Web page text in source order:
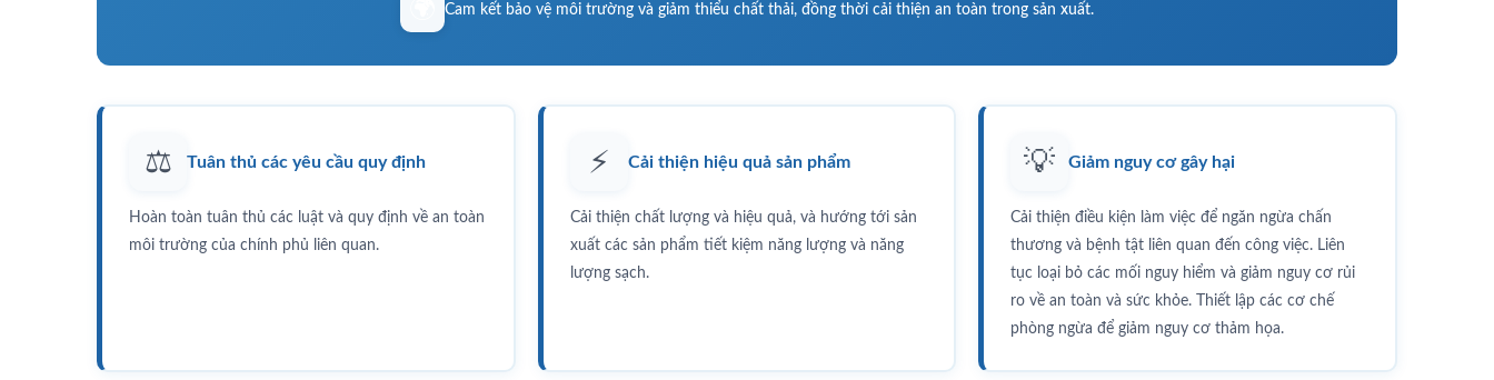
Cam kết bảo vệ môi trường và giảm thiểu chất thải, đồng thời cải thiện an toàn trong sản xuất.
⚖️ Tuân thủ các yêu cầu quy định
Hoàn toàn tuân thủ các luật và quy định về an toàn
môi trường của chính phủ liên quan.
⚡ Cải thiện hiệu quả sản phẩm
Cải thiện chất lượng và hiệu quả, và hướng tới sản
xuất các sản phẩm tiết kiệm năng lượng và năng
lượng sạch.
💡 Giảm nguy cơ gây hại
Cải thiện điều kiện làm việc để ngăn ngừa chấn
thương và bệnh tật liên quan đến công việc. Liên
tục loại bỏ các mối nguy hiểm và giảm nguy cơ rủi
ro về an toàn và sức khỏe. Thiết lập các cơ chế
phòng ngừa để giảm nguy cơ thảm họa.